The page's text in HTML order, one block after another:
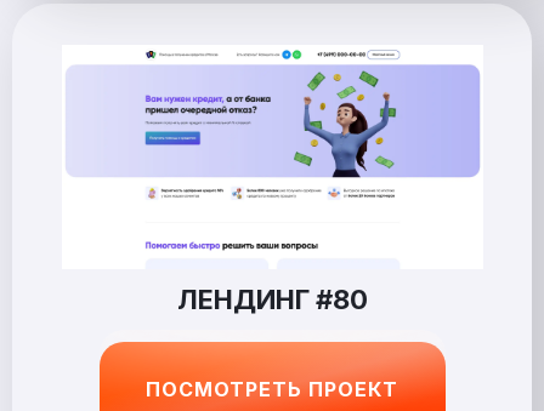
ЛЕНДИНГ #80
ПОСМОТРЕТЬ ПРОЕКТ